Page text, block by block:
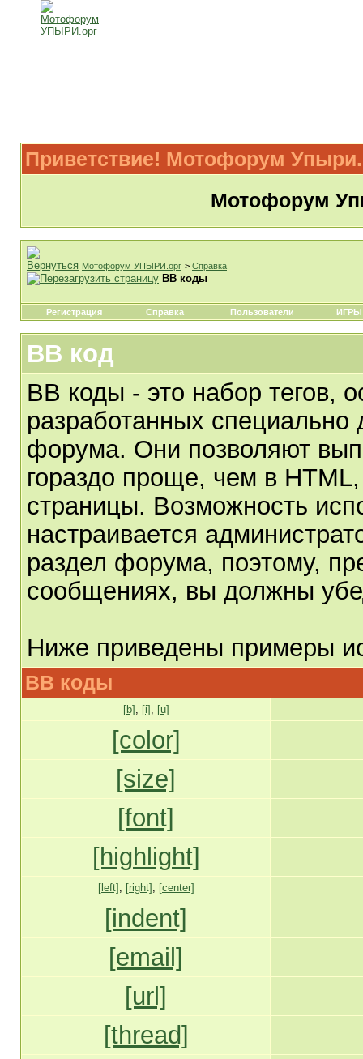
Приветствие! Мотофорум
Мотофорум
Мотофорум УПЫРИ.орг > Справка
BB коды
Регистрация Справка Пользователи ИГРЫ
BB код
BB коды - это набор тегов,
разработанных
форума. Они позволяют
гораздо проще, чем в
страницы. Возможность
настраивается
раздел форума, поэтому,
сообщениях, вы должны
Ниже приведены примеры
BB коды
[b] , [i] , [u]
[color]
[size]
[font]
[highlight]
[left] , [right] , [center]
[indent]
[email]
[url]
[thread]